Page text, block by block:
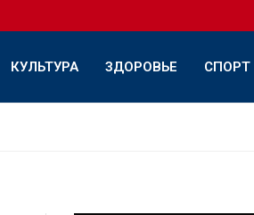
КУЛЬТУРА ЗДОРОВЬЕ СПОРТ